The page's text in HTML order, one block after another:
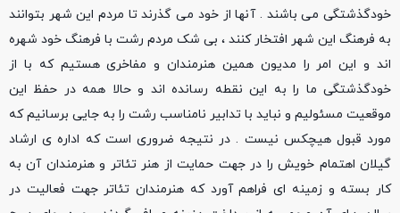
خودگذشتگی می باشند . آنها از خود می گذرند تا مردم این شهر بتوانند
به فرهنگ این شهر افتخار کنند ، بی شک مردم رشت با فرهنگ خود شهره
اند و این امر را مدیون همین هنرمندان و مفاخری هستیم که با از
خودگذشتگی ما را به این نقطه رسانده اند و حالا همه در حفظ این
موقعیت مسئولیم و نباید با تدابیر نامناسب رشت را به جایی برسانیم که
مورد قبول هیچکس نیست . در نتیجه ضروری است که اداره ی ارشاد
گیلان اهتمام خویش را در جهت حمایت از هنر تئاتر و هنرمندان آن به
کار بسته و زمینه ای فراهم آورد که هنرمندان تئاتر جهت فعالیت در